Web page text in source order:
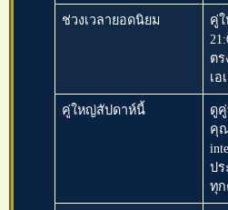
ช่วงเวลายอดนิยม
คู่ใ
ตร
เอ
คู่ใหญ่สัปดาห์นี้
ดู
คุ
ปร
ทุ